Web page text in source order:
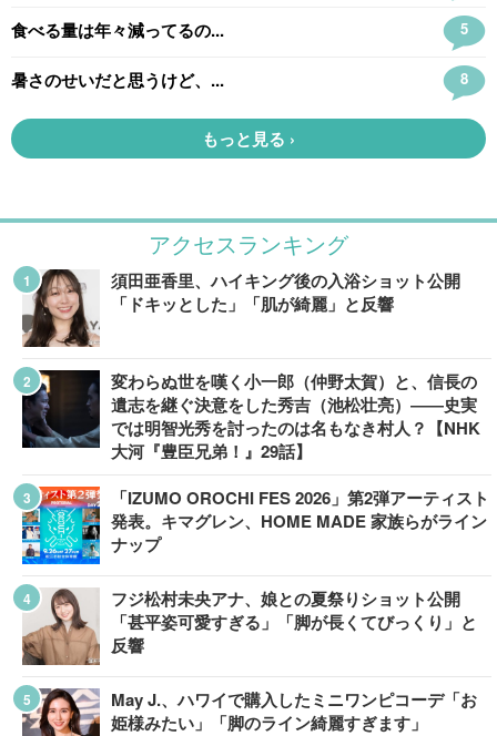
アクセスランキング
須田亜香里、ハイキング後の入浴ショット公開
「ドキッとした」「肌が綺麗」と反響
変わらぬ世を嘆く小一郎（仲野太賀）と、信長の
遺志を継ぐ決意をした秀吉（池松壮亮）――史実
では明智光秀を討ったのは名もなき村人？【NHK
大河『豊臣兄弟！』29話】
「IZUMO OROCHI FES 2026」第2弾アーティスト
発表。キマグレン、HOME MADE 家族らがライン
ナップ
フジ松村未央アナ、娘との夏祭りショット公開
「甚平姿可愛すぎる」「脚が長くてびっくり」と
反響
May J.、ハワイで購入したミニワンピコーデ「お
姫様みたい」「脚のライン綺麗すぎます」